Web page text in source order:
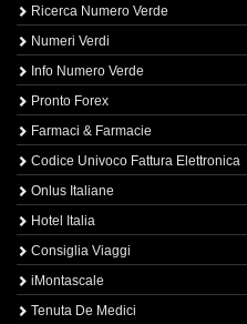
Ricerca Numero Verde
Numeri Verdi
Info Numero Verde
Pronto Forex
Farmaci & Farmacie
Codice Univoco Fattura Elettronica
Onlus Italiane
Hotel Italia
Consiglia Viaggi
iMontascale
Tenuta De Medici